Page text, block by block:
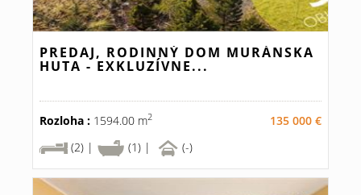
PREDAJ, RODINNÝ DOM MURÁNSKA
HUTA - EXKLUZÍVNE...
Rozloha : 1594.00 m2
135 000 €
(2) |
(1) | (-)